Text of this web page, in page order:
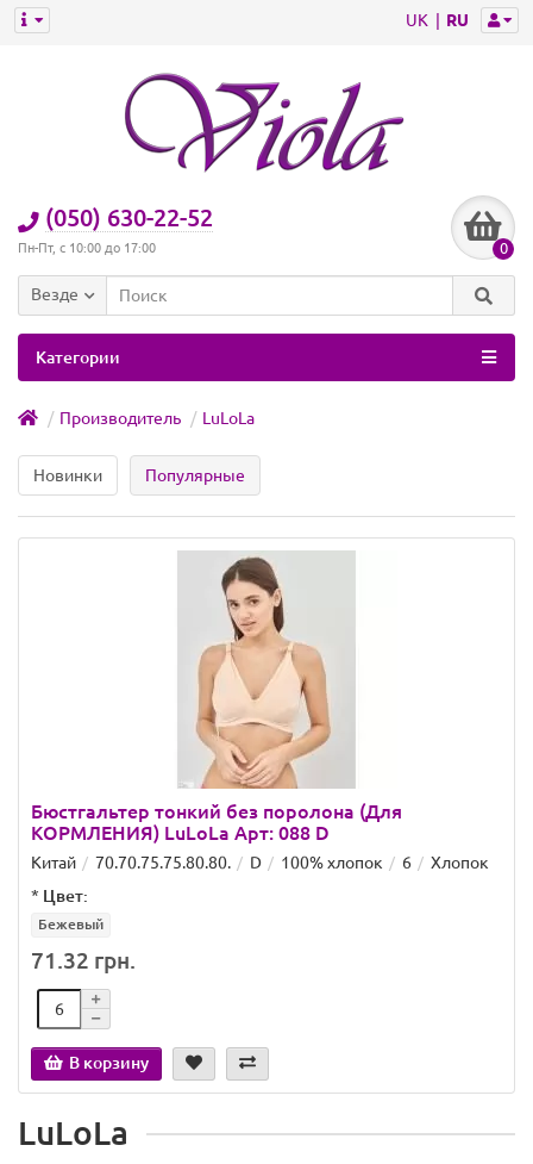
UK RU
(050) 630-22-52
Пн-Пт, с 10:00 до 17:00 0
Везде
Категории
Производитель LuLoLa
Новинки Популярные
Бюстгальтер тонкий без поролона (Для
КОРМЛЕНИЯ) LuLoLa Арт: 088 D
Китай 70.70.75.75.80.80. D 100% хлопок 6
Хлопок
* Цвет:
Бежевый
71.32 грн.
В корзину
LuLoLa